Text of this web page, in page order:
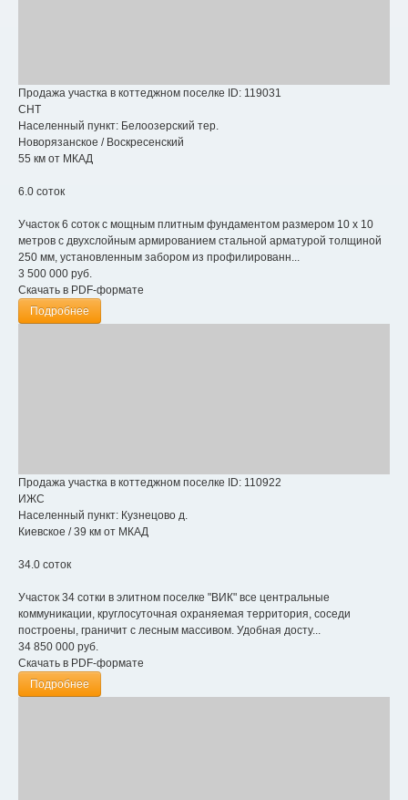
Продажа участка в коттеджном поселке ID: 119031
СНТ
Населенный пункт: Белоозерский тер.
Новорязанское / Воскресенский
55 км от МКАД
6.0 соток
Участок 6 соток с мощным плитным фундаментом размером 10 х 10
метров с двухслойным армированием стальной арматурой толщиной
250 мм, установленным забором из профилированн...
3 500 000 руб.
Скачать в PDF-формате
Подробнее
Продажа участка в коттеджном поселке ID: 110922
ИЖС
Населенный пункт: Кузнецово д.
Киевское /39 км от МКАД
34.0 соток
Участок 34 сотки в элитном поселке "ВИК" все центральные
коммуникации, круглосуточная охраняемая территория, соседи
построены, граничит с лесным массивом. Удобная досту...
34 850 000 руб.
Скачать в PDF-формате
Подробнее